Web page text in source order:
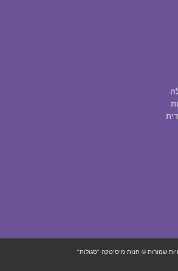
שמורות © חנות מיסיטקה "סגולות"